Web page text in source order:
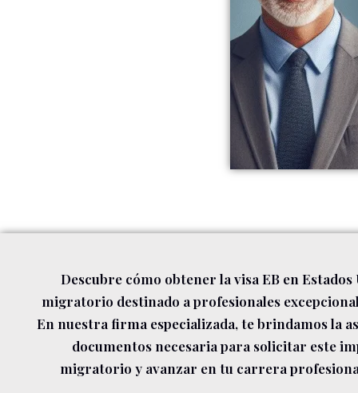
Descubre cómo obtener la visa EB en
migratorio destinado a profesionales
En nuestra firma especializada, te brindamos la
documentos necesaria para solicitar este
migratorio y avanzar en tu carrera